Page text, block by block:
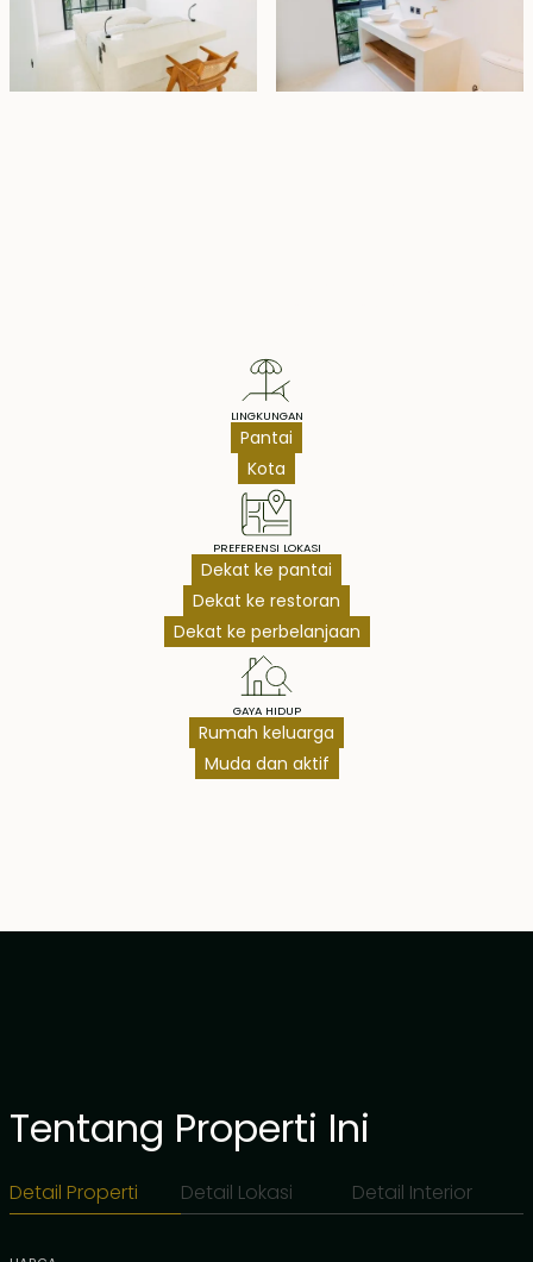
LINGKUNGAN
Pantai
Kota
PREFERENSI LOKASI
Dekat ke pantai
Dekat ke restoran
Dekat ke perbelanjaan
GAYA HIDUP
Rumah keluarga
Muda dan aktif
Tentang Properti Ini
Detail Properti Detail Lokasi Detail Interior